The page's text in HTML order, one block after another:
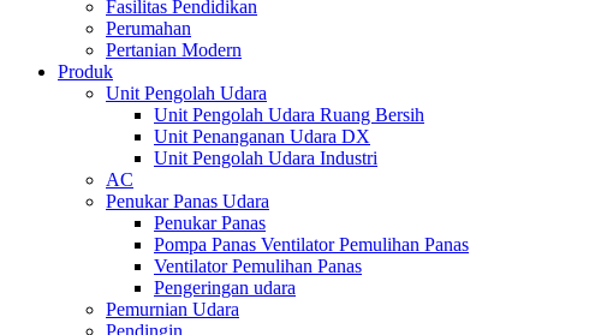
Fasilitas Pendidikan
Perumahan
Pertanian Modern
Produk
Unit Pengolah Udara
Unit Pengolah Udara Ruang Bersih
Unit Penanganan Udara DX
Unit Pengolah Udara Industri
AC
Penukar Panas Udara
Penukar Panas
Pompa Panas Ventilator Pemulihan Panas
Ventilator Pemulihan Panas
Pengeringan udara
Pemurnian Udara
Pendingin